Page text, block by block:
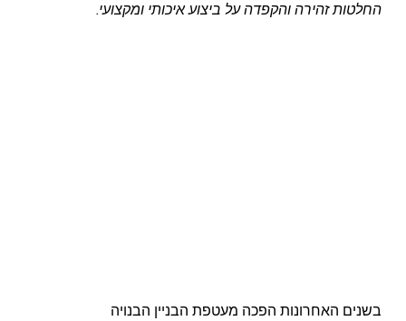
החלטות זהירה והקפדה על ביצוע איכותי ומקצועי.
בשנים האחרונות הפכה מעטפת הבניין הבנויה